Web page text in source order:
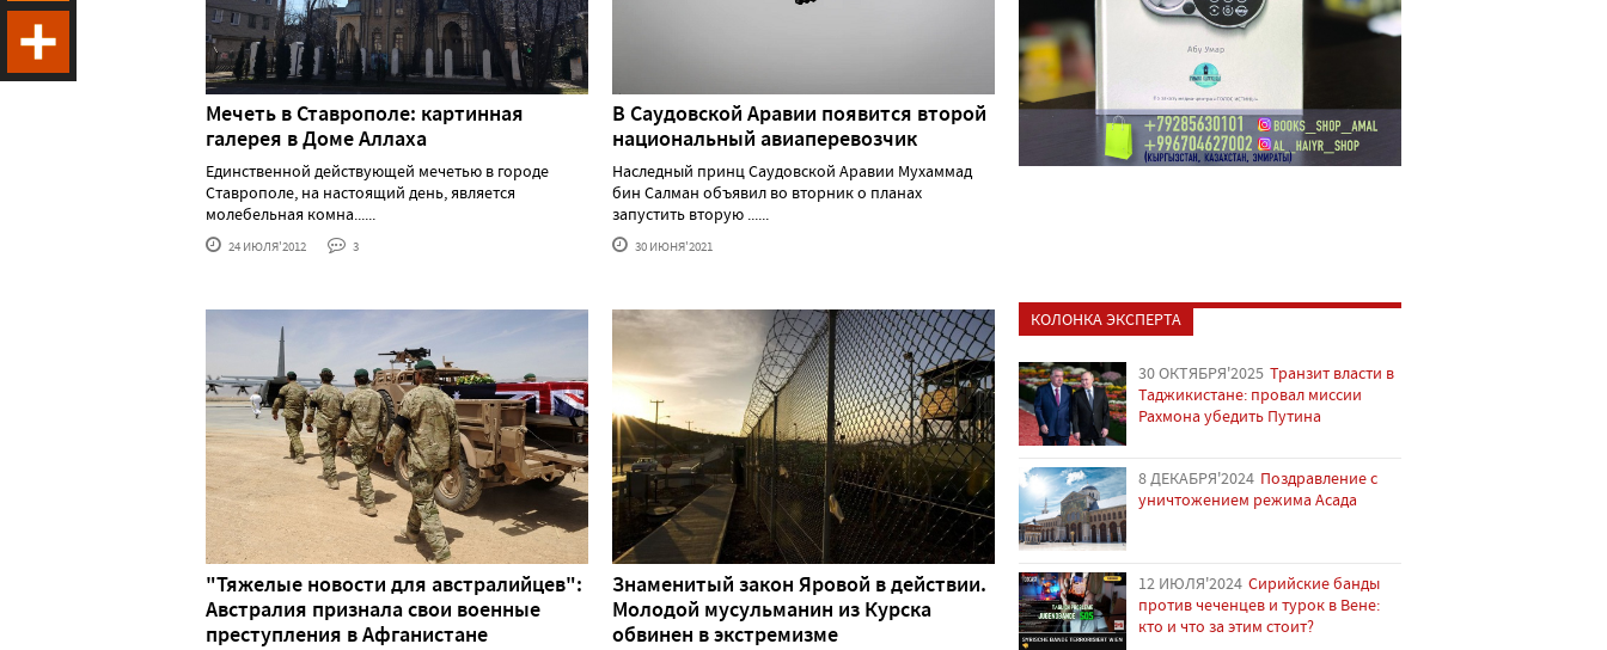
Мечеть в Ставрополе: картинная
галерея в Доме Аллаха
Единственной действующей мечетью в городе
Ставрополе, на настоящий день, является
молебельная комна......
24 ИЮЛЯ'2012 3
В Саудовской Аравии появится второй
национальный авиаперевозчик
Наследный принц Саудовской Аравии Мухаммад
бин Салман объявил во вторник о планах
запустить вторую ......
30 ИЮНЯ'2021
"Тяжелые новости для австралийцев":
Австралия признала свои военные
преступления в Афганистане
Знаменитый закон Яровой в действии.
Молодой мусульманин из Курска
обвинен в экстремизме
КОЛОНКА ЭКСПЕРТА
30 ОКТЯБРЯ'2025 Транзит власти в
Таджикистане: провал миссии
Рахмона убедить Путина
8 ДЕКАБРЯ'2024 Поздравление с
уничтожением режима Асада
12 ИЮЛЯ'2024 Сирийские банды
против чеченцев и турок в Вене:
кто и что за этим стоит?
Odnoklassniki